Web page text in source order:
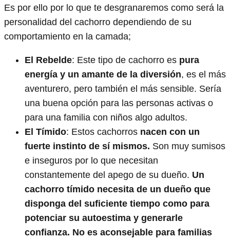
Es por ello por lo que te desgranaremos como será la
personalidad del cachorro dependiendo de su
comportamiento en la camada;
El Rebelde: Este tipo de cachorro es pura
energía y un amante de la diversión, es el más
aventurero, pero también el más sensible. Sería
una buena opción para las personas activas o
para una familia con niños algo adultos.
El Tímido: Estos cachorros nacen con un
fuerte instinto de sí mismos. Son muy sumisos
e inseguros por lo que necesitan
constantemente del apego de su dueño. Un
cachorro tímido necesita de un dueño que
disponga del suficiente tiempo como para
potenciar su autoestima y generarle
confianza. No es aconsejable para familias